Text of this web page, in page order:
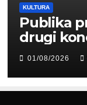
KULTURA
Publika
drugi
Merlina
01/08/2026